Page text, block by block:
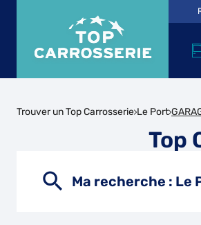
Trouver un Top Carrosserie Le Port
Top
Ma recherche : Le